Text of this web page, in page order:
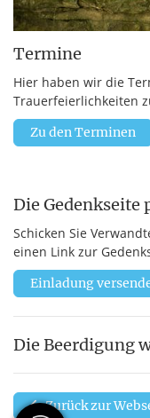
Termine
Hier haben wir die
Trauerfeierlichkeiten
Zu den Terminen
Die
Schicken Sie
einen Link zur
Einladung
Die Beerdigung
Zurück zur